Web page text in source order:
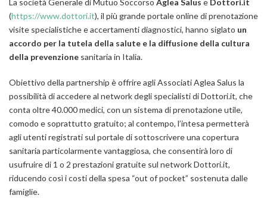
La società Generale di Mutuo Soccorso Aglea Salus e Dottori.it
(https://www.dottori.it), il più grande portale online di prenotazione
visite specialistiche e accertamenti diagnostici, hanno siglato un
accordo per la tutela della salute e la diffusione della cultura
della prevenzione sanitaria in Italia.
Obiettivo della partnership è offrire agli Associati Aglea Salus la
possibilità di accedere al network degli specialisti di Dottori.it, che
conta oltre 40.000 medici, con un sistema di prenotazione utile,
comodo e soprattutto gratuito; al contempo, l’intesa permetterà
agli utenti registrati sul portale di sottoscrivere una copertura
sanitaria particolarmente vantaggiosa, che consentirà loro di
usufruire di 1 o 2 prestazioni gratuite sul network Dottori.it,
riducendo così i costi della spesa “out of pocket” sostenuta dalle
famiglie.